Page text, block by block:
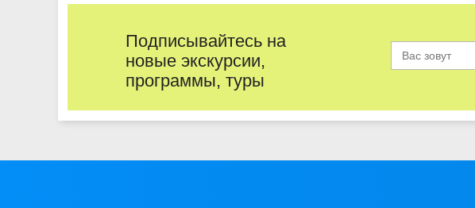
Подписывайтесь на
новые экскурсии,
программы, туры